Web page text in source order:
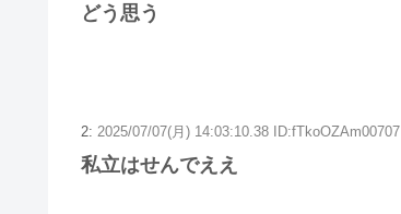
どう思う
2: 2025/07/07(月) 14:03:10.38 ID:fTkoOZAm00707
私立はせんでええ